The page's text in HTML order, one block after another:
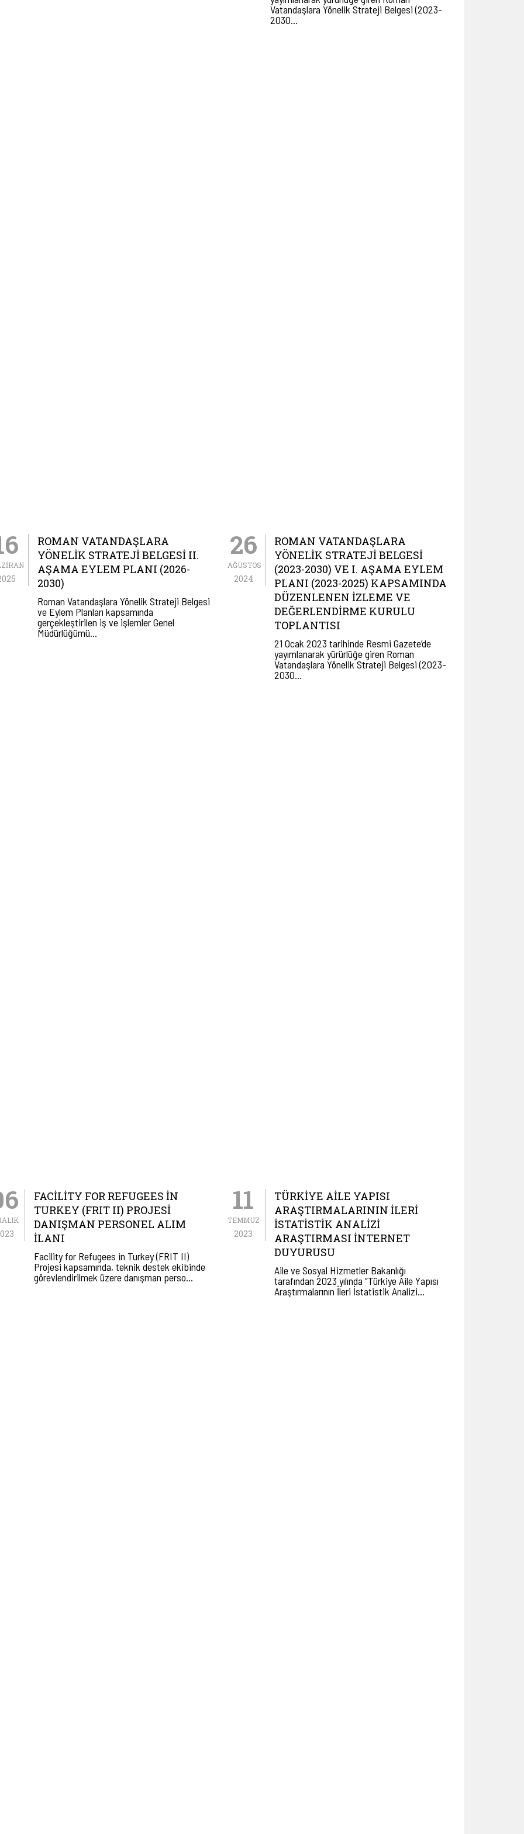
Vatandaşlara Yönelik Strateji Belgesi (2023-
2030…
ROMAN VATANDAŞLARA
YÖNELİK STRATEJİ BELGESİ II.
AŞAMA EYLEM PLANI (2026-
2030)
Roman Vatandaşlara Yönelik Strateji Belgesi
ve Eylem Planları kapsamında
gerçekleştirilen iş ve işlemler Genel
Müdürlüğümü…
26
AĞUSTOS
2024
ROMAN VATANDAŞLARA
YÖNELIK STRATEJI BELGESI
(2023-2030) VE I. AŞAMA EYLEM
PLANI (2023-2025) KAPSAMINDA
DÜZENLENEN İZLEME VE
DEĞERLENDIRME KURULU
TOPLANTISI
21 Ocak 2023 tarihinde Resmi Gazete’de
yayımlanarak yürürlüğe giren Roman
Vatandaşlara Yönelik Strateji Belgesi (2023-
2030…
FACILITY FOR REFUGEES IN
TURKEY (FRIT II) PROJESI
DANIŞMAN PERSONEL ALIM
İLANI
Facility for Refugees in Turkey (FRIT II)
Projesi kapsamında, teknik destek ekibinde
görevlendirilmek üzere danışman perso…
11
TEMMUZ
2023
TÜRKİYE AİLE YAPISI
ARAŞTIRMALARININ İLERİ
İSTATİSTİK ANALİZİ
ARAŞTIRMASI İNTERNET
DUYURUSU
Aile ve Sosyal Hizmetler Bakanlığı
tarafından 2023 yılında “Türkiye Aile Yapısı
Araştırmalarının İleri İstatistik Analizi…